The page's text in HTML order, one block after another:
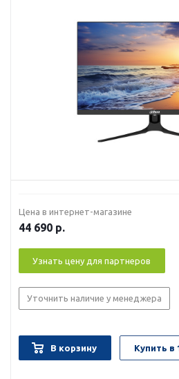
Цена в интернет-магазине
44 690 р.
Узнать цену для партнеров
Уточнить наличие у менеджера
В корзину Купить в